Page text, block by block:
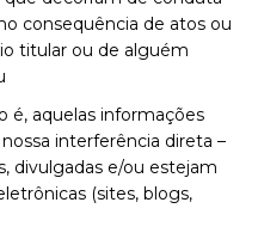
consequência de atos ou
titular ou de alguém
é, aquelas informações
interferência direta –
divulgadas e/ou estejam
(sites, blogs,